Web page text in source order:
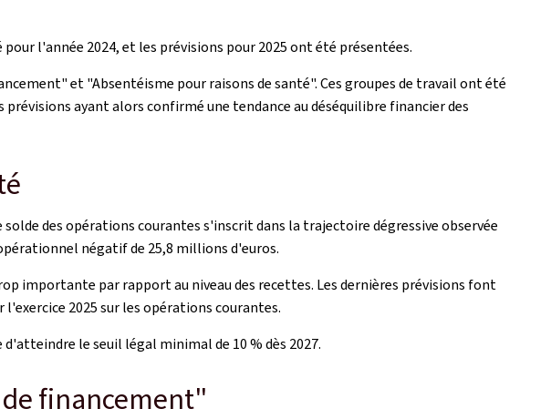
l'année 2024, et les prévisions pour 2025 ont été présentées.
et "Absentéisme pour raisons de santé". Ces groupes de travail ont été
ayant alors confirmé une tendance au déséquilibre financier des
des opérations courantes s'inscrit dans la trajectoire dégressive observée
négatif de 25,8 millions d'euros.
importante par rapport au niveau des recettes. Les dernières prévisions font
2025 sur les opérations courantes.
le seuil légal minimal de 10 % dès 2027.
financement"